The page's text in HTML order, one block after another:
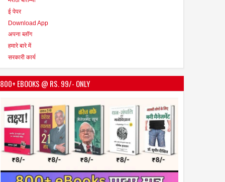
ई पेपर
Download App
अपना ब्लॉग
हमारे बारे में
सरकारी कार्य
800+ EBOOKS @ RS. 99/- ONLY